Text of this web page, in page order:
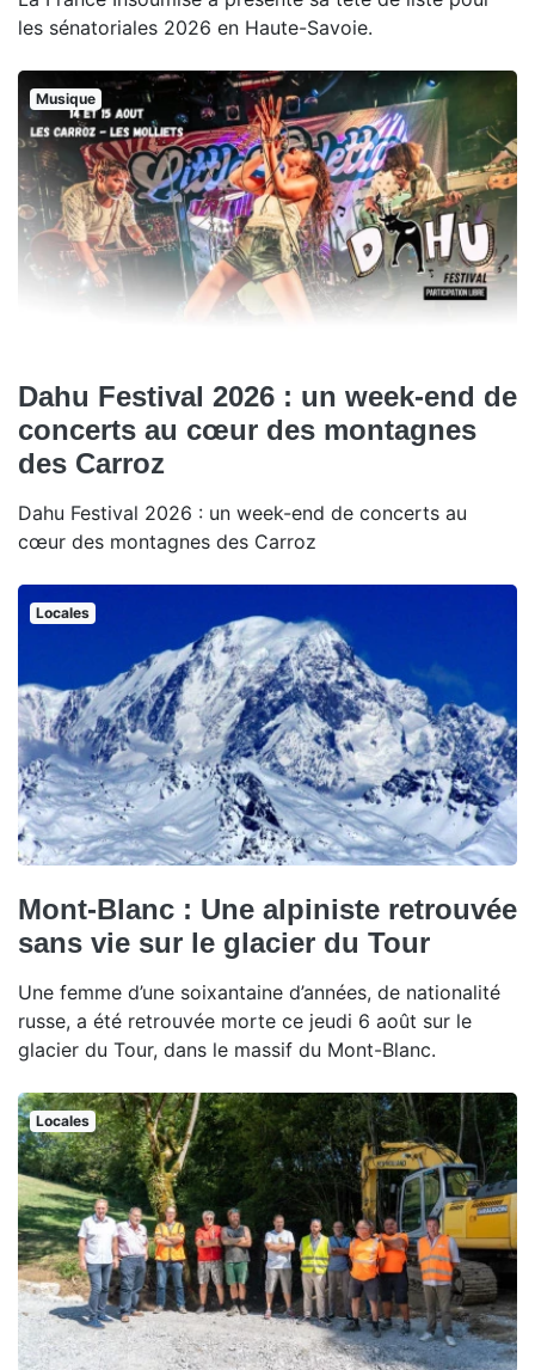
les sénatoriales 2026 en Haute-Savoie.
Musique
Dahu Festival 2026 : un week-end de
concerts au cœur des montagnes
des Carroz
Dahu Festival 2026 : un week-end de concerts au
cœur des montagnes des Carroz
Locales
Mont-Blanc : Une alpiniste retrouvée
sans vie sur le glacier du Tour
Une femme d’une soixantaine d’années, de nationalité
russe, a été retrouvée morte ce jeudi 6 août sur le
glacier du Tour, dans le massif du Mont-Blanc.
Locales